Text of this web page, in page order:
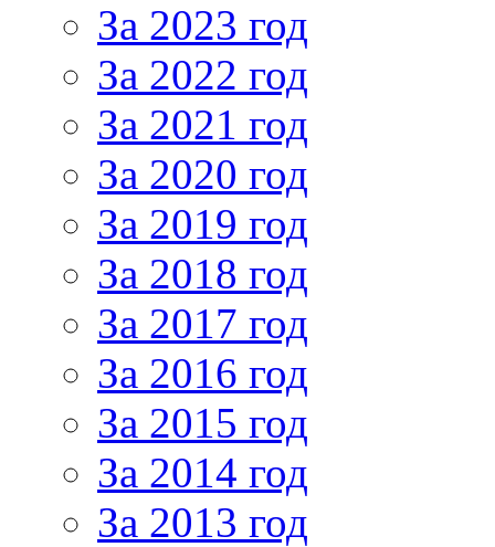
За 2023 год
За 2022 год
За 2021 год
За 2020 год
За 2019 год
За 2018 год
За 2017 год
За 2016 год
За 2015 год
За 2014 год
За 2013 год